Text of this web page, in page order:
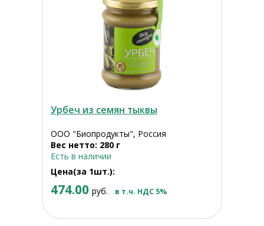
Урбеч из семян тыквы
ООО "Биопродукты", Россия
Вес нетто: 280 г
Есть в наличии
Цена(за 1шт.):
474.00 руб. в т.ч. НДС 5%